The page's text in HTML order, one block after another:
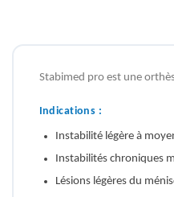
Stabimed pro est une
Indications :
Instabilité légère à
Instabilités chroniques
Lésions légères du